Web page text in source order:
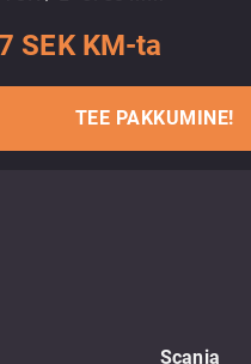
SEK KM-ta
TEE PAKKUMINE!
Scania